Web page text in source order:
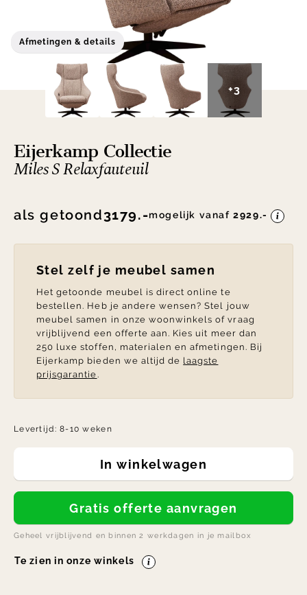
Afmetingen & details
+3
Eijerkamp Collectie
Miles S Relaxfauteuil
als getoond3179.-mogelijk vanaf 2929.-
Stel zelf je meubel samen
Het getoonde meubel is direct online te
bestellen. Heb je andere wensen? Stel jouw
meubel samen in onze woonwinkels of vraag
vrijblijvend een offerte aan. Kies uit meer dan
250 luxe stoffen, materialen en afmetingen. Bij
Eijerkamp bieden we altijd de laagste
prijsgarantie.
Levertijd:8-10 weken
In winkelwagen
Gratis offerte aanvragen
Geheel vrijblijvend en binnen 2 werkdagen in je mailbox
Te zien in onze winkels